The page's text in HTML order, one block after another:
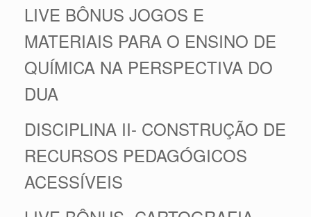
LIVE BÔNUS JOGOS E
MATERIAIS PARA O ENSINO DE
QUÍMICA NA PERSPECTIVA DO
DUA
DISCIPLINA II- CONSTRUÇÃO DE
RECURSOS PEDAGÓGICOS
ACESSÍVEIS